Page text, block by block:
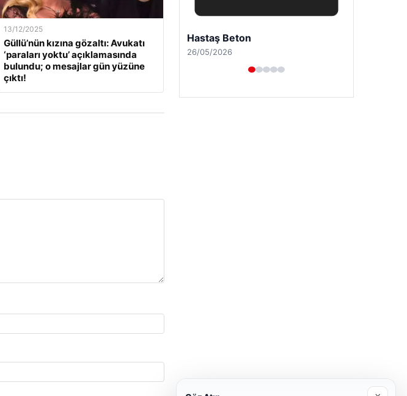
13/12/2025
Güllü’nün kızına gözaltı: Avukatı
‘paraları yoktu’ açıklamasında
bulundu; o mesajlar gün yüzüne
çıktı!
Enes Kaplan Avukatlık Bürosu
28/04/2026